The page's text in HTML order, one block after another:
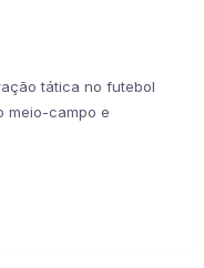
tática no futebol
meio-campo e